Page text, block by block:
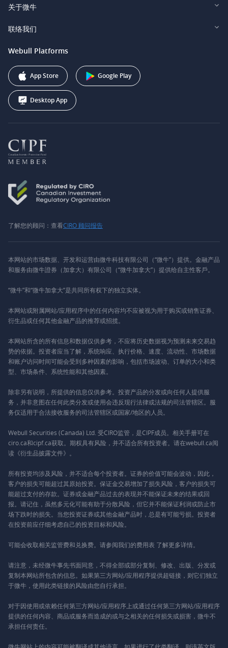
Webull Securities South Africa (Pty) Ltd.
Webull Securities (Australia) Pty. Ltd.
Webull Corporation
Legal and Disclosures
关于微牛
投资者关系
联络我们
support@webull.ca
+1 (888) 228-0958
Webull Platforms
App Store Google Play
Desktop App
了解您的顾问：查看CIRO 顾问报告
本网站的市场数据、开发和运营由微牛科技有限公司（“微牛”）提供。金融产品
和服务由微牛證券（加拿大）有限公司（“微牛加拿大”）提供给自主性客戶。
“微牛”和“微牛加拿大”是共同所有权下的独立实体。
本网站或附属网站/应用程序中的任何内容均不应被视为用于购买或销售证券、
衍生品或任何其他金融产品的推荐或招揽。
本网站所含的所有信息和数据仅供参考，不应将历史数据视为预测未来交易趋
势的依据。投资者应当了解，系统响应、执行价格、速度、流动性、市场数据
和账户访问时间可能会受到多种因素的影响，包括市场波动、订单的大小和类
型、市场条件、系统性能和其他因素。
除非另有说明，所提供的信息仅供参考。投资产品的分发或向任何人提供服
务，并非意图在任何此类分发或使用会违反现行法律或法规的司法管辖区。服
务仅适用于合法接收服务的司法管辖区或国家/地区的人员。
Webull Securities (Canada) Ltd. 受CIRO监管，是CIPF成员。相关手册可在
ciro.ca和cipf.ca获取。期权具有风险，并不适合所有投资者。请在webull.ca阅
读《衍生品披露文件》。
所有投资均涉及风险，并不适合每个投资者。证券的价值可能会波动，因此，
客户的损失可能超过其原始投资。保证金交易增加了损失风险，客户的损失可
能超过支付的存款。证券或金融产品过去的表现并不能保证未来的结果或回
报。请记住，虽然多元化可能有助于分散风险，但它并不能保证利润或防止市
场下跌时的损失。当您投资证券或其他金融产品时，总是有可能亏损。投资者
在投资前应仔细考虑自己的投资目标和风险。
可能会收取相关监管费和兑换费。请参阅我们的费用表 了解更多详情。
请注意，未经微牛事先书面同意，不得全部或部分复制、修改、出版、分发或
复制本网站所包含的信息。如果第三方网站/应用程序提供超链接，则它们独立
于微牛，使用此类链接的风险由您自行承担。
对于因使用或依赖任何第三方网站/应用程序上或通过任何第三方网站/应用程序
提供的任何内容、商品或服务而造成的或与之相关的任何损失或损害，微牛不
承担任何责任。